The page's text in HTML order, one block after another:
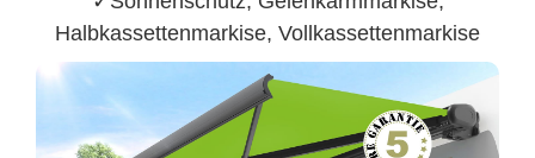
Halbkassettenmarkise, Vollkassettenmarkise